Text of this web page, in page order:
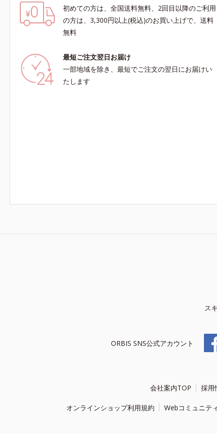
初めての方は、全国送料無料、2回目以降のご利用
の方は、3,300円以上(税込)のお買い上げで、送料
無料
最短ご注文翌日お届け
一部地域を除き、最短でご注文の翌日にお届けい
たします
ス
ORBIS SNS公式アカウント
会社案内TOP 採用
オンラインショップ利用規約 Webコミュニテ